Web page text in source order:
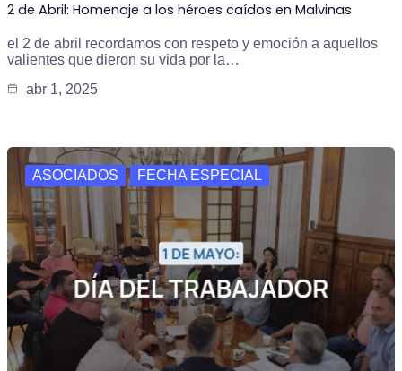
2 de Abril: Homenaje a los héroes caídos en Malvinas
el 2 de abril recordamos con respeto y emoción a aquellos
valientes que dieron su vida por la…
abr 1, 2025
ASOCIADOS FECHA ESPECIAL